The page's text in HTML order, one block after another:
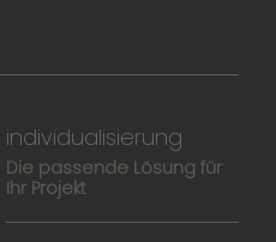
individualisierung
Die passende Lösung für
Ihr Projekt